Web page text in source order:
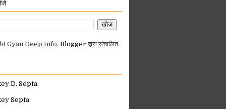
Gyan Deep Info. Blogger द्वारा संचालित.
D. Septa
Septa